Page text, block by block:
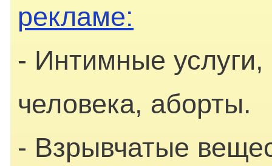
рекламе:
- Интимные услуги,
человека, аборты.
- Взрывчатые